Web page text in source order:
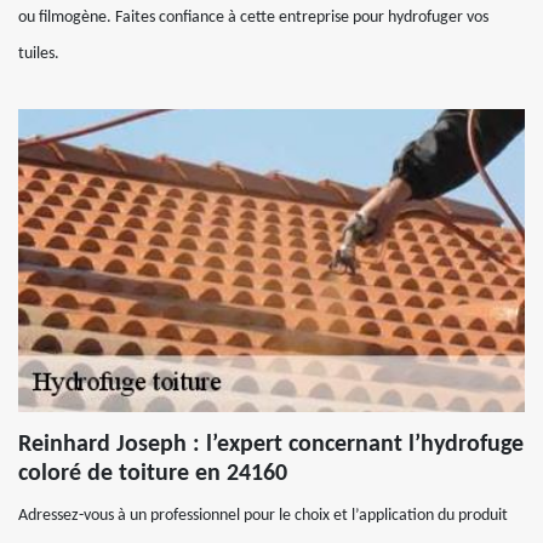
ou filmogène. Faites confiance à cette entreprise pour hydrofuger vos
tuiles.
Reinhard Joseph : l’expert concernant l’hydrofuge
coloré de toiture en 24160
Adressez-vous à un professionnel pour le choix et l’application du produit